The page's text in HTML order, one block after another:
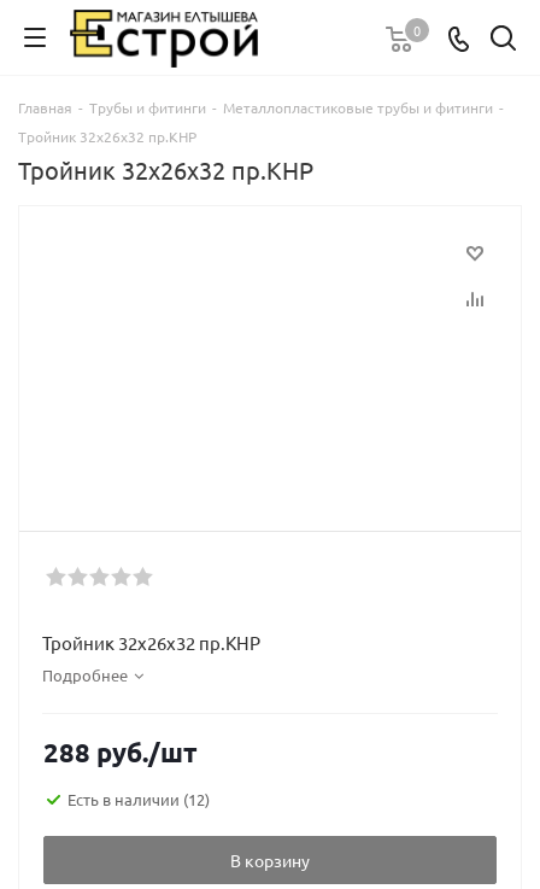
0
Главная - Трубы и фитинги - Металлопластиковые трубы и фитинги -
Тройник 32х26х32 пр.КНР
Тройник 32х26х32 пр.КНР
Тройник 32х26х32 пр.КНР
Подробнее
288 руб./шт
Есть в наличии (12)
В корзину